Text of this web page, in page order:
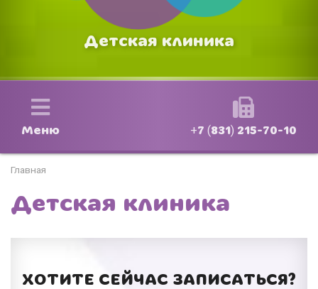
Детская клиника
Меню +7 (831) 215-70-10
Главная
Детская клиника
ХОТИТЕ СЕЙЧАС ЗАПИСАТЬСЯ?